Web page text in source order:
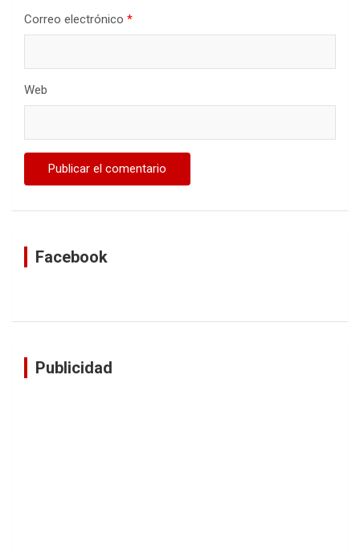
Correo electrónico *
Web
Facebook
Publicidad